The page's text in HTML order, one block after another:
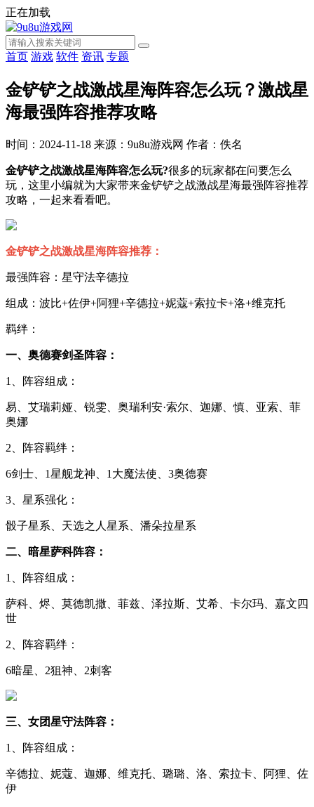
正在加载
首页 游戏 软件 资讯 专题
金铲铲之战激战星海阵容怎么玩？激战星
海最强阵容推荐攻略
时间：2024-11-18 来源：9u8u游戏网 作者：佚名
金铲铲之战激战星海阵容怎么玩?很多的玩家都在问要怎么
玩，这里小编就为大家带来金铲铲之战激战星海最强阵容推荐
攻略，一起来看看吧。
金铲铲之战激战星海阵容推荐：
最强阵容：星守法辛德拉
组成：波比+佐伊+阿狸+辛德拉+妮蔻+索拉卡+洛+维克托
羁绊：
一、奥德赛剑圣阵容：
1、阵容组成：
易、艾瑞莉娅、锐雯、奥瑞利安·索尔、迦娜、慎、亚索、菲
奥娜
2、阵容羁绊：
6剑士、1星舰龙神、1大魔法使、3奥德赛
3、星系强化：
骰子星系、天选之人星系、潘朵拉星系
二、暗星萨科阵容：
1、阵容组成：
萨科、烬、莫德凯撒、菲兹、泽拉斯、艾希、卡尔玛、嘉文四
世
2、阵容羁绊：
6暗星、2狙神、2刺客
三、女团星守法阵容：
1、阵容组成：
辛德拉、妮蔻、迦娜、维克托、璐璐、洛、索拉卡、阿狸、佐
伊